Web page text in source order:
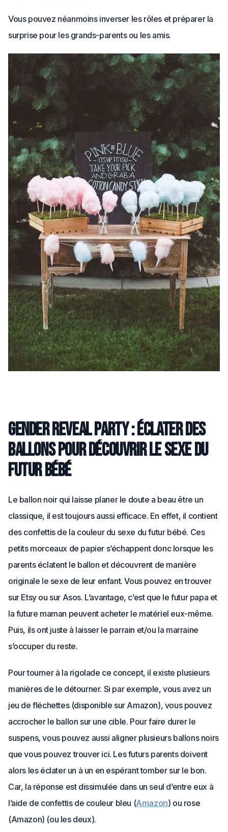
Vous pouvez néanmoins inverser les rôles et préparer la
surprise pour les grands-parents ou les amis.
Gender reveal party : éclater des
ballons pour découvrir le sexe du
futur bébé
Le ballon noir qui laisse planer le doute a beau être un
classique, il est toujours aussi efficace. En effet, il contient
des confettis de la couleur du sexe du futur bébé. Ces
petits morceaux de papier s’échappent donc lorsque les
parents éclatent le ballon et découvrent de manière
originale le sexe de leur enfant. Vous pouvez en trouver
sur Etsy ou sur Asos. L’avantage, c’est que le futur papa et
la future maman peuvent acheter le matériel eux-même.
Puis, ils ont juste à laisser le parrain et/ou la marraine
s’occuper du reste.
Pour tourner à la rigolade ce concept, il existe plusieurs
manières de le détourner. Si par exemple, vous avez un
jeu de fléchettes (disponible sur Amazon), vous pouvez
accrocher le ballon sur une cible. Pour faire durer le
suspens, vous pouvez aussi aligner plusieurs ballons noirs
que vous pouvez trouver ici. Les futurs parents doivent
alors les éclater un à un en espérant tomber sur le bon.
Car, la réponse est dissimulée dans un seul d’entre eux à
l’aide de confettis de couleur bleu (Amazon) ou rose
(Amazon) (ou les deux).